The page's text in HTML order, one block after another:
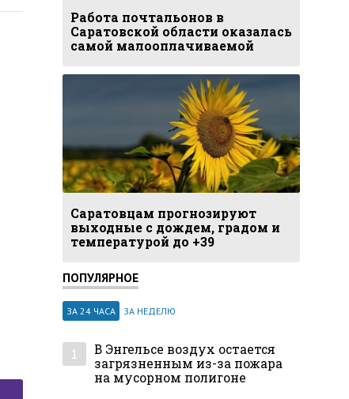
Работа почтальонов в
Саратовской области оказалась
самой малооплачиваемой
Саратовцам прогнозируют
выходные с дождем, градом и
температурой до +39
ПОПУЛЯРНОЕ
ЗА 24 ЧАСА ЗА НЕДЕЛЮ
1
В Энгельсе воздух остается
загрязненным из-за пожара
на мусорном полигоне